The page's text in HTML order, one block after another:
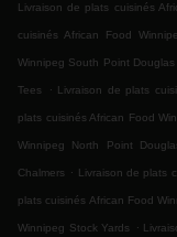
Livraison de plats cuisinés
cuisinés African Food
Winnipeg South Point Douglas
Tees . Livraison de plats
plats cuisinés African Food
Winnipeg North Point
Chalmers . Livraison de plats
plats cuisinés African Food
Winnipeg Stock Yards .